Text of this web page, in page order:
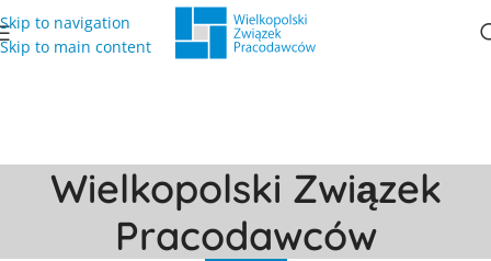
Skip to navigation
Skip to main content
Wielkopolski Związek
Pracodawców